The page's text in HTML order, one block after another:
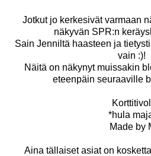
Jotkut jo kerkesivät varmaan
näkyvän SPR:n
Sain Jenniltä haasteen ja
vain :)!
Näitä on näkynyt muissakin
eteenpäin seuraaville
*hula
Made by
Aina tällaiset asiat on